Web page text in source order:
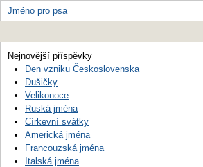
Jméno pro psa
Nejnovější příspěvky
Den vzniku Československa
Dušičky
Velikonoce
Ruská jména
Církevní svátky
Americká jména
Francouzská jména
Italská jména